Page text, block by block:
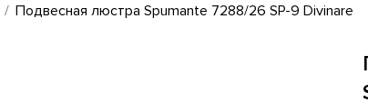
Подвесная люстра Spumante 7288/26 SP-9 Divinare